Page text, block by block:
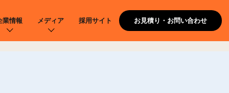
業情報 メディア 採用サイト お見積り・お問い合わせ